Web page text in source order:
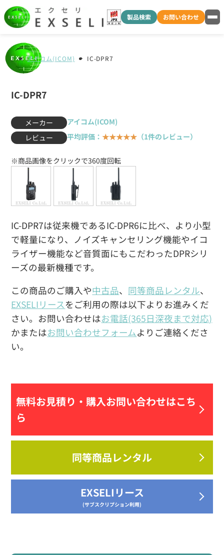
製品検索 お問い合わせ
アイコム(ICOM) IC-DPR7
IC-DPR7
メーカー
アイコム(ICOM)
レビュー
平均評価：★★★★★ （1件のレビュー）
IC-DPR7は従来機であるIC-DPR6に比べ、より小型
で軽量になり、ノイズキャンセリング機能やイコ
ライザー機能など音質面にもこだわったDPRシリ
ーズの最新機種です。
この商品のご購入や中古品、 同等商品レンタル、
EXSELIリース をご利用の際は以下よりお進みくだ
さい。お問い合わせはお電話(365日深夜まで対応)
かまたはお問い合わせフォームよりご連絡くださ
い。
無料お見積り・ 購入お問い合わせはこち
ら
同等商品レンタル
EXSELIリース
(サブスクリプション利用)
※商品画像をクリックで360度回転